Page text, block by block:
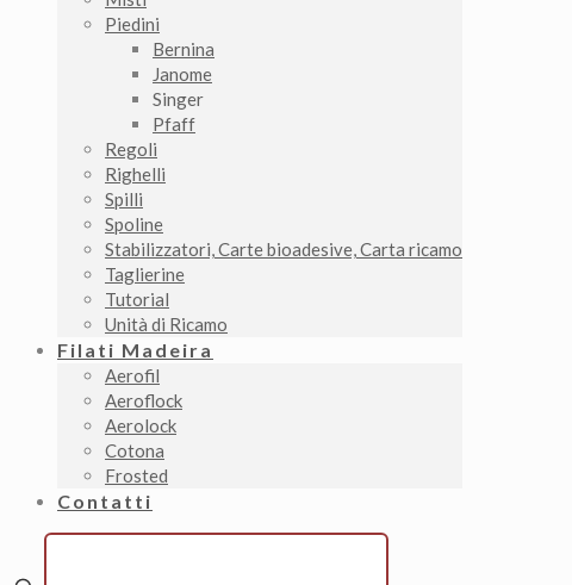
Piedini
Bernina
Janome
Singer
Pfaff
Regoli
Righelli
Spilli
Spoline
Stabilizzatori, Carte bioadesive, Carta ricamo
Taglierine
Tutorial
Unità di Ricamo
Filati Madeira
Aerofil
Aeroflock
Aerolock
Cotona
Frosted
Contatti